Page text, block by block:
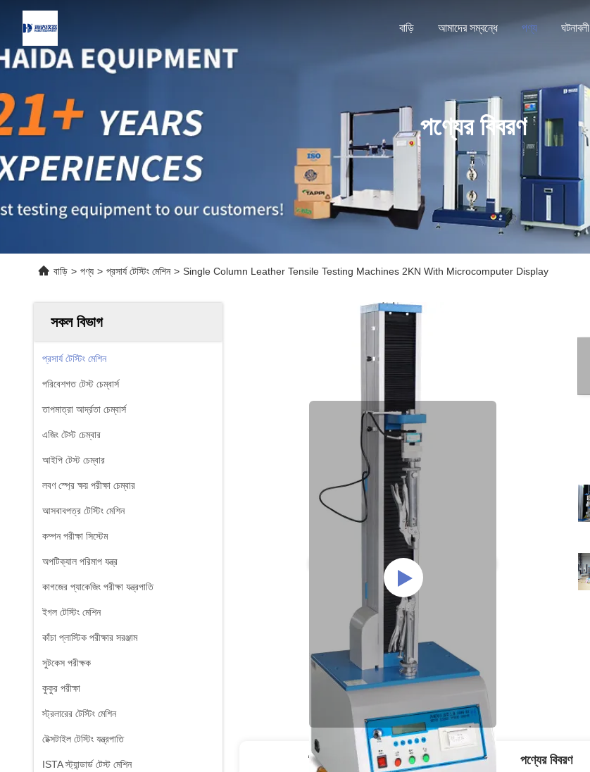
বাড়ি আমাদের সম্বন্ধে পণ্য ঘটনাবলী
পণ্যের বিবরণ
বাড়ি > পণ্য > প্রসার্য টেস্টিং মেশিন > Single Column Leather Tensile Testing Machines 2KN With Microcomputer Display
সকল বিভাগ
প্রসার্য টেস্টিং মেশিন
পরিবেশগত টেস্ট চেম্বার্স
তাপমাত্রা আর্দ্রতা চেম্বার্স
এজিং টেস্ট চেম্বার
আইপি টেস্ট চেম্বার
লবণ স্প্রে ক্ষয় পরীক্ষা চেম্বার
আসবাবপত্র টেস্টিং মেশিন
কম্পন পরীক্ষা সিস্টেম
অপটিক্যাল পরিমাপ যন্ত্র
কাগজের প্যাকেজিং পরীক্ষা যন্ত্রপাতি
ইগল টেস্টিং মেশিন
কাঁচা প্লাস্টিক পরীক্ষার সরঞ্জাম
সুটকেস পরীক্ষক
কুকুর পরীক্ষা
স্ট্রলারের টেস্টিং মেশিন
টেক্সটাইল টেস্টিং যন্ত্রপাতি
ISTA স্ট্যান্ডার্ড টেস্ট মেশিন বিস্তারিত তথ্য পণ্যের বিবরণ